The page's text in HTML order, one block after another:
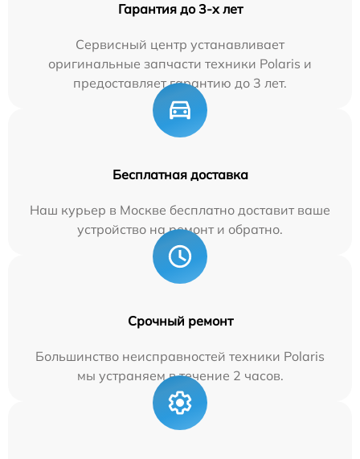
Гарантия до 3-х лет
Сервисный центр устанавливает
оригинальные запчасти техники Polaris и
предоставляет гарантию до 3 лет.
Бесплатная доставка
Наш курьер в Москве бесплатно доставит ваше
устройство на ремонт и обратно.
Срочный ремонт
Большинство неисправностей техники Polaris
мы устраняем в течение 2 часов.